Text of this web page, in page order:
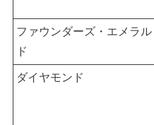
ファウンダーズ・エメラル
ド
ダイヤモンド